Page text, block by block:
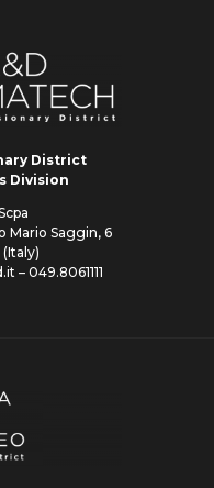
District
Division
Mario Saggin, 6
(Italy)
– 049.8061111